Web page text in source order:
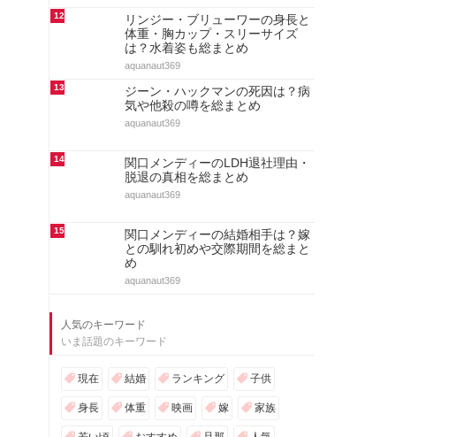
12
リンジー・ブリューワーの身長と
体重・胸カップ・スリーサイズ
は？水着姿も総まとめ
aquanaut369
13
ジーン・ハックマンの死因は？病
気や他殺の噂を総まとめ
aquanaut369
14
関口メンディーのLDH退社理由・
脱退の真相を総まとめ
aquanaut369
15
関口メンディーの結婚相手は？嫁
との馴れ初めや交際期間を総まと
め
aquanaut369
人気のキーワード
いま話題のキーワード
現在 結婚 ランキング 子供
身長 体重 映画 嫁 家族